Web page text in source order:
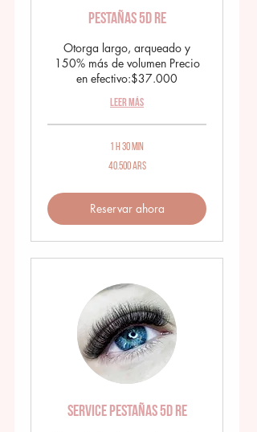
Pestañas 5D RE
Otorga largo, arqueado y
150% más de volumen Precio
en efectivo:$37.000
Leer más
1 h 30 min
40.500 ARS
Reservar ahora
Service Pestañas 5D RE